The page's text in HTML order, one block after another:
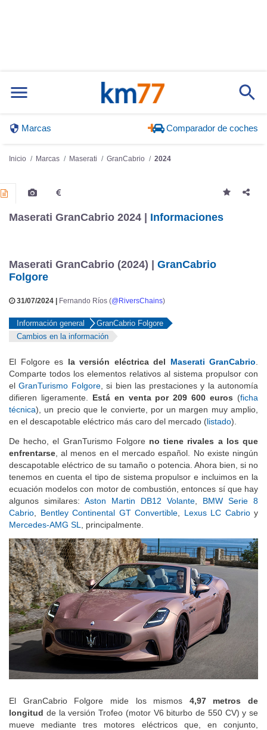
Marcas Comparador de coches
Inicio Marcas Maserati GranCabrio 2024
Maserati GranCabrio 2024 | Informaciones
Maserati GranCabrio (2024) | GranCabrio
Folgore
31/07/2024 | Fernando Ríos (@RiversChains)
Información general
GranCabrio Folgore
Cambios en la información
El Folgore es la versión eléctrica del Maserati GranCabrio
Comparte todos los elementos relativos al sistema propulsor con
elGranTurismo Folgore, si bien las prestaciones y la autonomía
difieren ligeramente. Está en venta por 209 600 euros (ficha
técnica), un precio que le convierte, por un margen muy amplio,
en el descapotable eléctrico más caro del mercado (listado).
De hecho, el GranTurismo Folgore no tiene rivales a los que
enfrentarse , al menos en el mercado español. No existe ningún
descapotable eléctrico de su tamaño o potencia. Ahora bien, si no
tenemos en cuenta el tipo de sistema propulsor e incluimos en la
ecuación modelos con motor de combustión, entonces sí que hay
algunos similares: Aston Martin DB12 Volante
BMW Serie 8
Cabrio
Bentley Continental GT Convertible Lexus LC Cabrioy
Mercedes-AMG SL
, principalmente.
El GranCabrio Folgore mide los mismos 4,97 metros de
longitud de la versión Trofeo (motor V6 biturbo de 550 CV) y se
mueve mediante tres motores eléctricos que, en conjunto,